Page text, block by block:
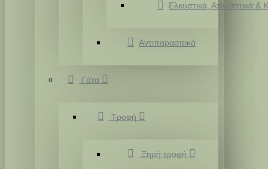
Ελκυστικά, Απωθητικά &
Αντιπαρασιτικά
Γάτα
Τροφή
Ξηρή τροφή